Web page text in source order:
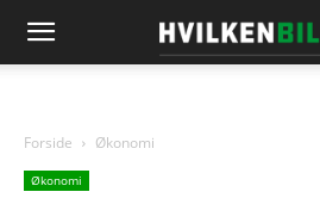
Forside Økonomi
Økonomi